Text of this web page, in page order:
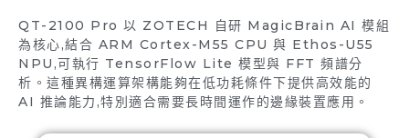
QT-2100 Pro 以 ZOTECH 自研 MagicBrain AI 模組
為核心,結合 ARM Cortex-M55 CPU 與 Ethos-U55
NPU,可執行 TensorFlow Lite 模型與 FFT 頻譜分
析。這種異構運算架構能夠在低功耗條件下提供高效能的
AI 推論能力,特別適合需要長時間運作的邊緣裝置應用。